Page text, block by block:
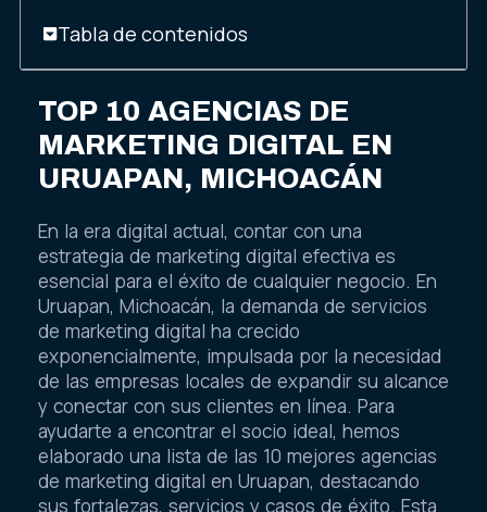
Tabla de contenidos
TOP 10 AGENCIAS DE
MARKETING DIGITAL EN
URUAPAN, MICHOACÁN
En la era digital actual, contar con una
estrategia de marketing digital efectiva es
esencial para el éxito de cualquier negocio. En
Uruapan, Michoacán, la demanda de servicios
de marketing digital ha crecido
exponencialmente, impulsada por la necesidad
de las empresas locales de expandir su alcance
y conectar con sus clientes en línea. Para
ayudarte a encontrar el socio ideal, hemos
elaborado una lista de las 10 mejores agencias
de marketing digital en Uruapan, destacando
sus fortalezas, servicios y casos de éxito. Esta